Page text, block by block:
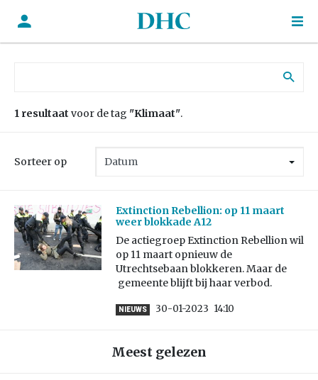
1 resultaat voor de tag "Klimaat".
Sorteer op
Extinction Rebellion: op 11 maart
weer blokkade A12
De actiegroep Extinction Rebellion wil
op 11 maart opnieuw de
Utrechtsebaan blokkeren. Maar de
gemeente blijft bij haar verbod.
NIEUWS 30-01-2023 14:10
Meest gelezen